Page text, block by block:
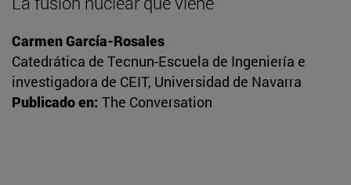
Carmen García-Rosales
Catedrática de Tecnun-Escuela de Ingeniería e
investigadora de CEIT, Universidad de Navarra
Publicado en: The Conversation